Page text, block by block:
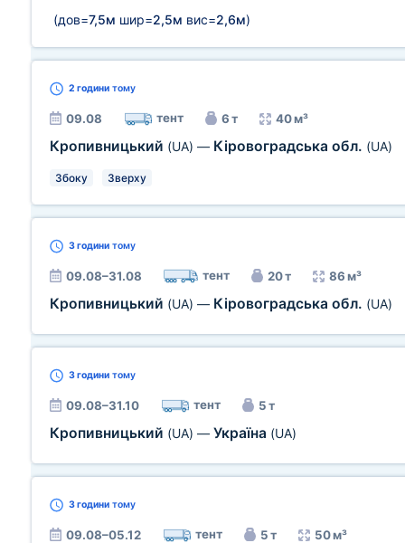
(дов=7,5м шир=2,5м вис=2,6м)
2 години тому
09.08 тент 6 т 40 м³
Кропивницький (UA) — Кіровоградська обл. (UA)
Збоку Зверху
3 години тому
09.08–31.08 тент 20 т 86 м³
Кропивницький (UA) — Кіровоградська обл. (UA)
3 години тому
09.08–31.10 тент 5 т
Кропивницький (UA) — Україна (UA)
3 години тому
09.08–05.12 тент 5 т 50 м³